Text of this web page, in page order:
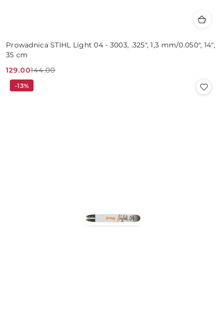
Prowadnica STIHL Light 04 - 3003, .325", 1,3 mm/0.050", 14",
35 cm
Cena
promocyjna:
129.00
Cena
przed
144.00
-13%